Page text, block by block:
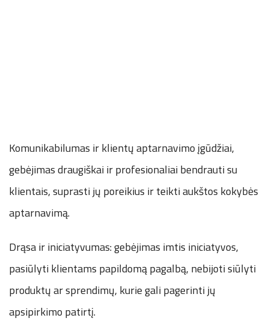
Komunikabilumas ir klientų aptarnavimo įgūdžiai,
gebėjimas draugiškai ir profesionaliai bendrauti su
klientais, suprasti jų poreikius ir teikti aukštos kokybės
aptarnavimą.
Drąsa ir iniciatyvumas: gebėjimas imtis iniciatyvos,
pasiūlyti klientams papildomą pagalbą, nebijoti siūlyti
produktų ar sprendimų, kurie gali pagerinti jų
apsipirkimo patirtį.